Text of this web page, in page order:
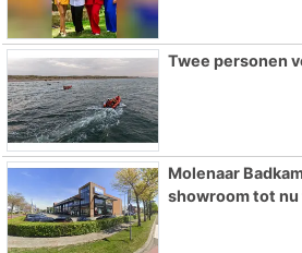
Twee personen
Molenaar
showroom tot